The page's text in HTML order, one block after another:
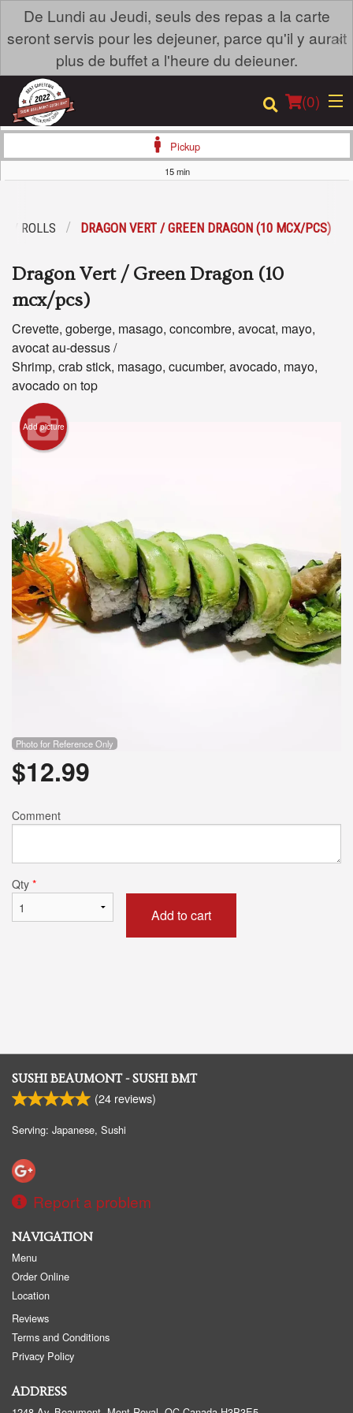
De Lundi au Jeudi, seuls des repas a la carte
seront servis pour les dejeuner, parce qu'il y aurait
plus de buffet a l'heure du deieuner.
×
(0)
Location
Login
Registration
Cart (0)
Pickup
15 min
/ ROLLS DRAGON VERT / GREEN DRAGON (10 MCX/PCS)
Dragon Vert / Green Dragon (10
mcx/pcs)
Crevette, goberge, masago, concombre, avocat, mayo,
avocat au-dessus /
Shrimp, crab stick, masago, cucumber, avocado, mayo,
avocado on top
Add picture
Photo for Reference Only
$12.99
Comment
Qty *
Add to cart
SUSHI BEAUMONT - SUSHI BMT
(24 reviews)
Serving: Japanese, Sushi
Report a problem
NAVIGATION
Menu
Order Online
Location
Reviews
Terms and Conditions
Privacy Policy
ADDRESS